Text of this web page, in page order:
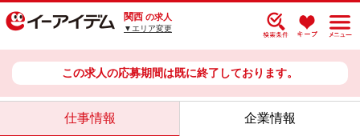
関西 の求人
▼エリア変更
この求人の応募期間は既に終了しております。
仕事情報 企業情報